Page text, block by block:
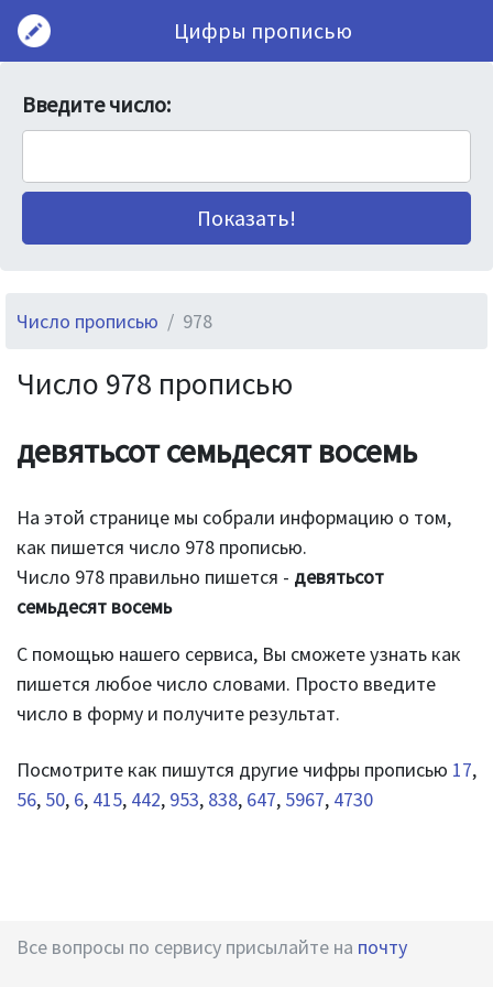
Цифры прописью
Введите число:
Число прописью 978
Число 978 прописью
девятьсот семьдесят восемь
На этой странице мы собрали информацию о том,
как пишется число 978 прописью.
Число 978 правильно пишется - девятьсот
семьдесят восемь
С помощью нашего сервиса, Вы сможете узнать как
пишется любое число словами. Просто введите
число в форму и получите результат.
Посмотрите как пишутся другие чифры прописью 17,
56, 50, 6, 415, 442, 953, 838, 647, 5967, 4730
Все вопросы по сервису присылайте на почту